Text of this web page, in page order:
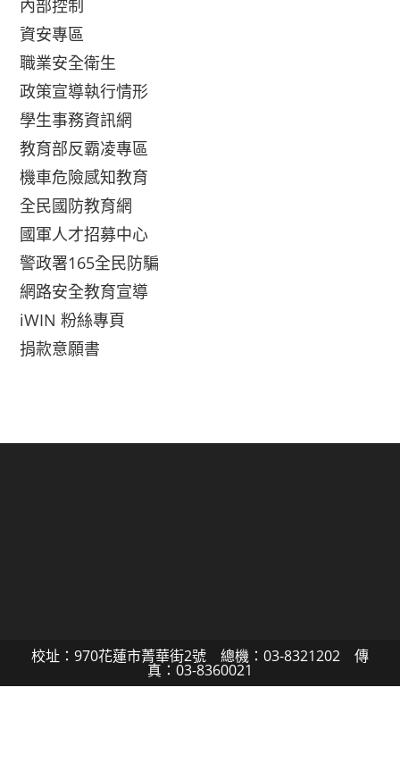
內部控制
資安專區
職業安全衛生
政策宣導執行情形
學生事務資訊網
教育部反霸凌專區
機車危險感知教育
全民國防教育網
國軍人才招募中心
警政署165全民防騙
網路安全教育宣導
iWIN 粉絲專頁
捐款意願書
校址：970花蓮市菁華街2號 總機：03-8321202 傳
真：03-8360021